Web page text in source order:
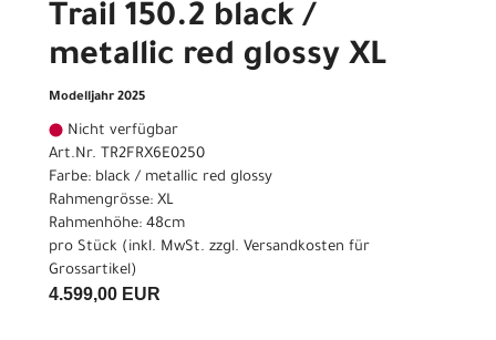
Trail 150.2 black /
metallic red glossy XL
Modelljahr 2025
Nicht verfügbar
Art.Nr. TR2FRX6E0250
Farbe: black / metallic red glossy
Rahmengrösse: XL
Rahmenhöhe: 48cm
pro Stück (inkl. MwSt. zzgl. Versandkosten für
Grossartikel)
4.599,00 EUR